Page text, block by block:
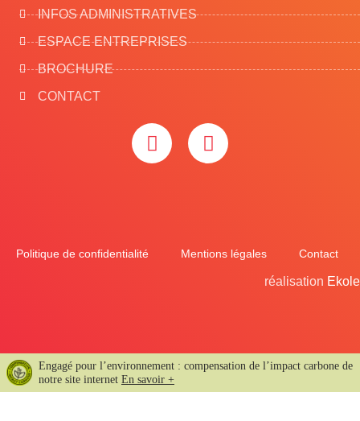
INFOS ADMINISTRATIVES
ESPACE ENTREPRISES
BROCHURE
CONTACT
Politique de confidentialité Mentions légales Contact
réalisation Ekole
Engagé pour l’environnement : compensation de l’impact carbone de
notre site internet En savoir +